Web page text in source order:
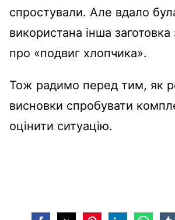
спростували. Але вдало
використана інша заготовка
про «подвиг хлопчика».
Тож радимо перед тим, як
висновки спробувати
оцінити ситуацію.